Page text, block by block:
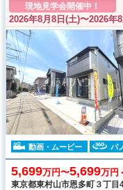
現地見学会開催中！
2026年8月8日(土)〜2026年
動画・ムービー パ
5,699万円〜5,699万円
東京都東村山市恩多町３丁目